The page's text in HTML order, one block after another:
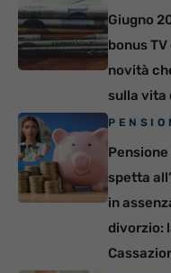
Giugno
bonus
novità
sulla vita
spetta
in
divorzio: